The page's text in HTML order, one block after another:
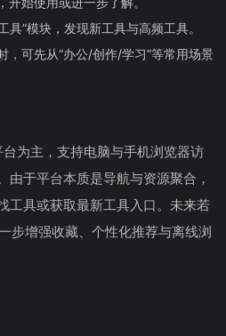
具”模块，发现新工具与高频工具。
，可先从“办公/创作/学习”等常用场景
为主，支持电脑与手机浏览器访
由于平台本质是导航与资源聚合，
工具或获取最新工具入口。未来若
步增强收藏、个性化推荐与离线浏